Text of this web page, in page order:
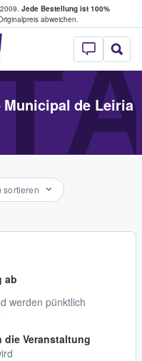
Jede Bestellung ist 100%
abweichen.
StubHub - Wo
de Leiria
sortieren
ab
werden pünktlich
die Veranstaltung